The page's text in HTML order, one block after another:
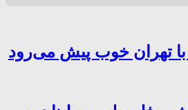
تهران خوب پیش می‌رود